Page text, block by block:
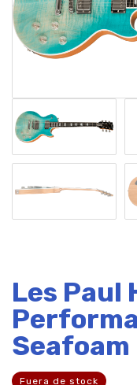
Les Paul
Seafoam
Fuera de stock